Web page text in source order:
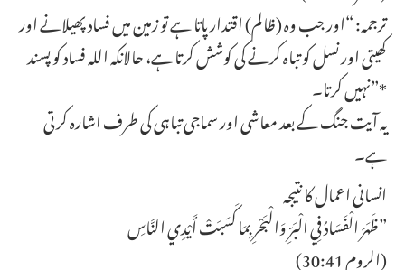
ترجمہ: “اور جب وہ (ظالم) اقتدار پاتا ہے تو زمین میں فساد پھیلانے اور
کھیتی اور نسل کو تباہ کرنے کی کوشش کرتا ہے، حالانکہ اللہ فساد کو پسند
نہیں کرتا۔”*
یہ آیت جنگ کے بعد معاشی اور سماجی تباہی کی طرف اشارہ کرتی
ہے۔
انسانی اعمال کا نتیجہ
ظَهَرَ الْفَسَادُ فِي الْبَرِّ وَالْبَحْرِ بِمَا كَسَبَتْ أَيْدِي النَّاسِ”
(الروم 30:41)